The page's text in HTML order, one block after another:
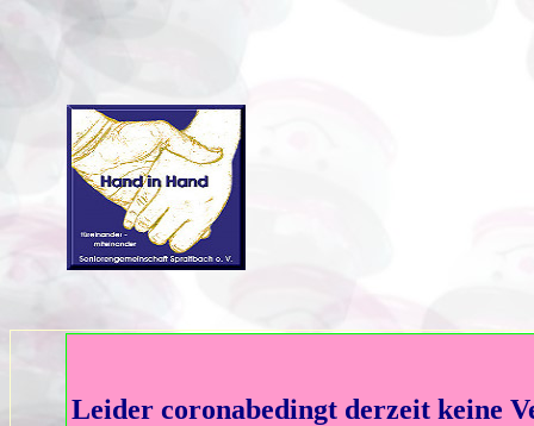
Leider coronabedingt derzeit keine